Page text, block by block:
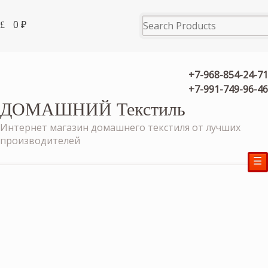
0 ₽
+7-968-854-24-71
+7-991-749-96-46
ДОМАШНИЙ Текстиль
Интернет магазин домашнего текстиля от лучших
производителей
☰